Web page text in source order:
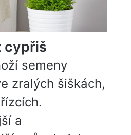
cypřiš
semeny
zralých šiškách,
a